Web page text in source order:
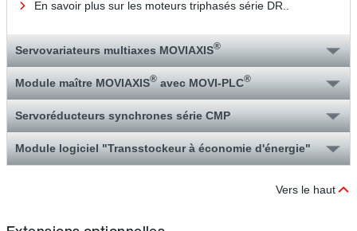
En savoir plus sur les moteurs triphasés série DR..
Servovariateurs multiaxes MOVIAXIS®
Module maître MOVIAXIS® avec MOVI-PLC®
Servoréducteurs synchrones série CMP
Module logiciel "Transstockeur à économie d'énergie"
Vers le haut